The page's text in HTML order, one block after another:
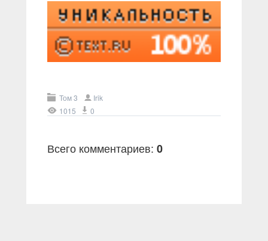
Том 3
Irik
1015
0
Всего комментариев: 0